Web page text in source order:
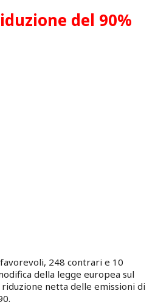
del 90%
248 contrari e 10
della legge europea sul
netta delle emissioni di